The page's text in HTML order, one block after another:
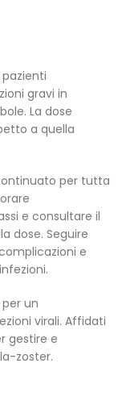
gravi in
La dose
a quella
per tutta
e consultare il
dose. Seguire
e
un
virali. Affidati
gestire e
zoster.